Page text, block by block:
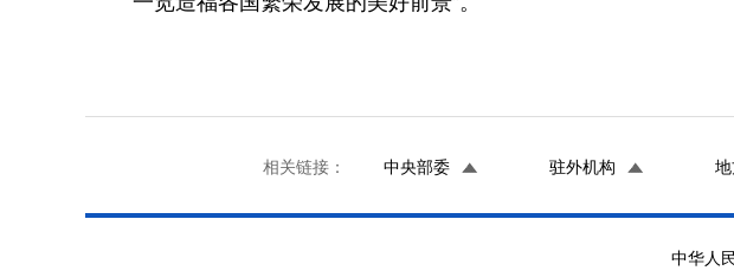
相关链接： 中央部委 驻外机构
中华人